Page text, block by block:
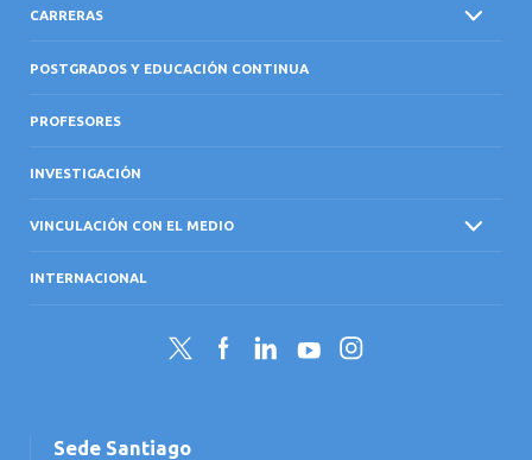
CARRERAS
POSTGRADOS Y EDUCACIÓN CONTINUA
PROFESORES
INVESTIGACIÓN
VINCULACIÓN CON EL MEDIO
INTERNACIONAL
Twitter FacebookLinkedInYouTubeInstagram
Sede Santiago